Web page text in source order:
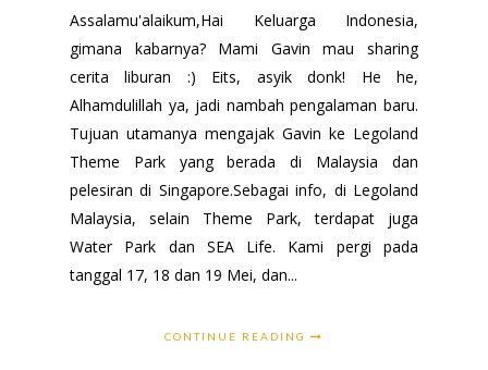
Assalamu'alaikum,Hai Keluarga Indonesia,
gimana kabarnya? Mami Gavin mau sharing
cerita liburan :) Eits, asyik donk! He he,
Alhamdulillah ya, jadi nambah pengalaman baru.
Tujuan utamanya mengajak Gavin ke Legoland
Theme Park yang berada di Malaysia dan
pelesiran di Singapore.Sebagai info, di Legoland
Malaysia, selain Theme Park, terdapat juga
Water Park dan SEA Life. Kami pergi pada
tanggal 17, 18 dan 19 Mei, dan...
CONTINUE READING